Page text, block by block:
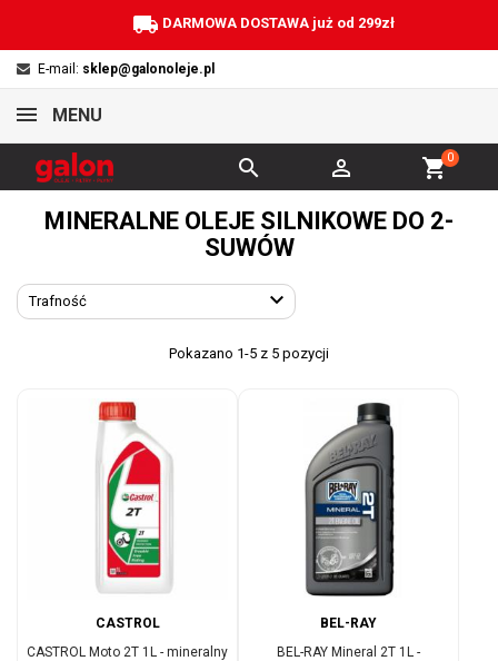
local_shipping DARMOWA DOSTAWA już od 299zł
E-mail: sklep@galonoleje.pl
MENU
shopping_cart0


MINERALNE OLEJE SILNIKOWE DO 2-
SUWÓW
Trafność 
Pokazano 1-5 z 5 pozycji
CASTROL
CASTROL Moto 2T 1L - mineralny
BEL-RAY
BEL-RAY Mineral 2T 1L -